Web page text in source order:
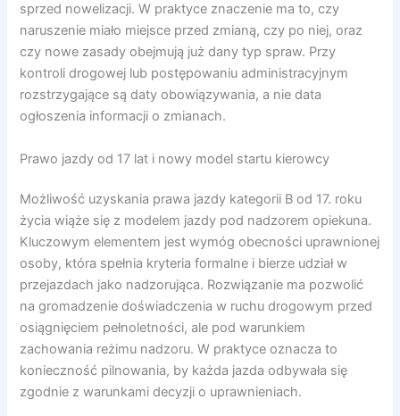
sprzed nowelizacji. W praktyce znaczenie ma to, czy
naruszenie miało miejsce przed zmianą, czy po niej, oraz
czy nowe zasady obejmują już dany typ spraw. Przy
kontroli drogowej lub postępowaniu administracyjnym
rozstrzygające są daty obowiązywania, a nie data
ogłoszenia informacji o zmianach.
Prawo jazdy od 17 lat i nowy model startu kierowcy
Możliwość uzyskania prawa jazdy kategorii B od 17. roku
życia wiąże się z modelem jazdy pod nadzorem opiekuna.
Kluczowym elementem jest wymóg obecności uprawnionej
osoby, która spełnia kryteria formalne i bierze udział w
przejazdach jako nadzorująca. Rozwiązanie ma pozwolić
na gromadzenie doświadczenia w ruchu drogowym przed
osiągnięciem pełnoletności, ale pod warunkiem
zachowania reżimu nadzoru. W praktyce oznacza to
konieczność pilnowania, by każda jazda odbywała się
zgodnie z warunkami decyzji o uprawnieniach.